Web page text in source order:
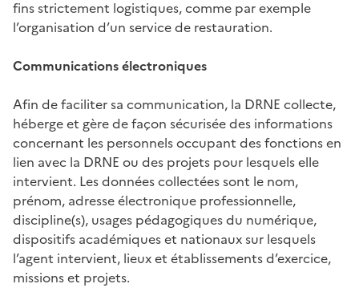
fins strictement logistiques, comme par exemple
l’organisation d’un service de restauration.
Communications électroniques
Afin de faciliter sa communication, la DRNE collecte,
héberge et gère de façon sécurisée des informations
concernant les personnels occupant des fonctions en
lien avec la DRNE ou des projets pour lesquels elle
intervient. Les données collectées sont le nom,
prénom, adresse électronique professionnelle,
discipline(s), usages pédagogiques du numérique,
dispositifs académiques et nationaux sur lesquels
l’agent intervient, lieux et établissements d’exercice,
missions et projets.